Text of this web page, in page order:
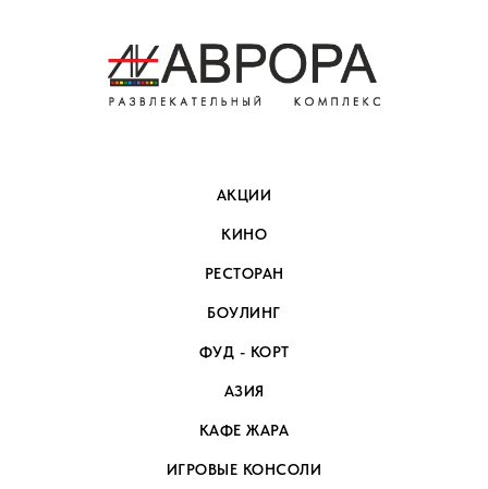
АКЦИИ
КИНО
РЕСТОРАН
БОУЛИНГ
ФУД - КОРТ
АЗИЯ
КАФЕ ЖАРА
ИГРОВЫЕ КОНСОЛИ